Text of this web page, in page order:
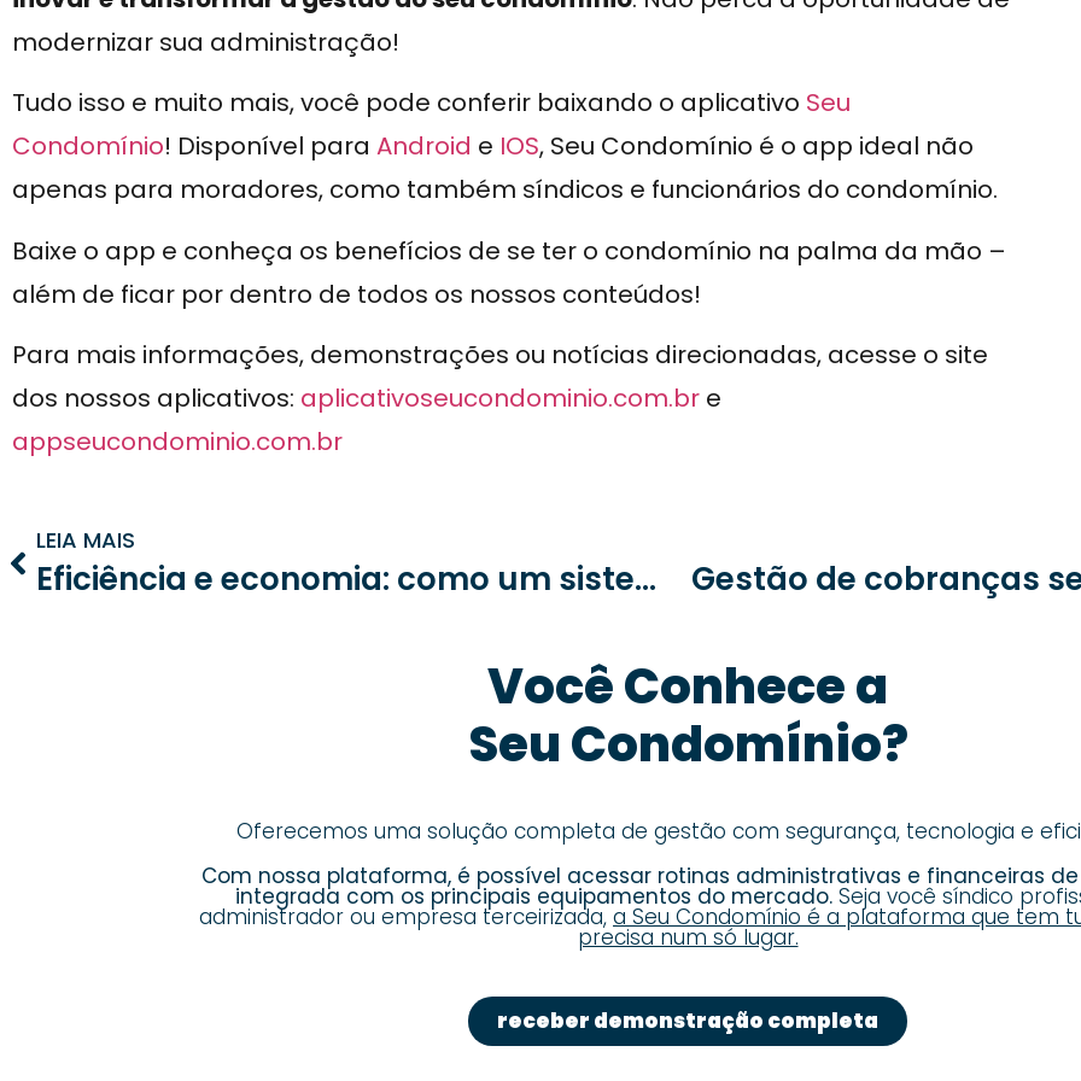
modernizar sua administração!
Tudo isso e muito mais, você pode conferir baixando o aplicativo Seu
Condomínio! Disponível para Android e IOS, Seu Condomínio é o app ideal não
apenas para moradores, como também síndicos e funcionários do condomínio.
Baixe o app e conheça os benefícios de se ter o condomínio na palma da mão –
além de ficar por dentro de todos os nossos conteúdos!
Para mais informações, demonstrações ou notícias direcionadas, acesse o site
dos nossos aplicativos: aplicativoseucondominio.com.br e
appseucondominio.com.br
LEIA MAIS
Eficiência e economia: como um sistema de gestão reduz custos no condomínio
Você Conhece a
Seu Condomínio?
Oferecemos uma solução completa de gestão com segurança, tecnologia e
Com nossa plataforma, é possível acessar rotinas administrativas e financeiras
integrada com os principais equipamentos do mercado.Seja você síndico
administrador ou empresa terceirizada, a Seu Condomínio é a plataforma que tem
precisa num só lugar.
receber demonstração completa